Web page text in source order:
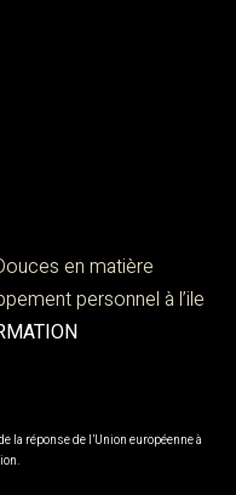
en matière
personnel à l’ile
la réponse de l’Union européenne à